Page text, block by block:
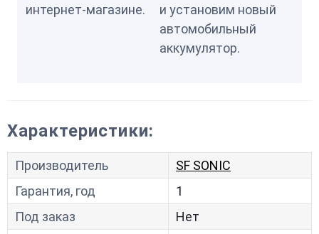
интернет-магазине.
и установим новый
автомобильный
аккумулятор.
Характеристики:
Производитель
SF SONIC
Гарантия, год
1
Под заказ
Нет